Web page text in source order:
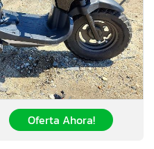
Oferta Ahora!